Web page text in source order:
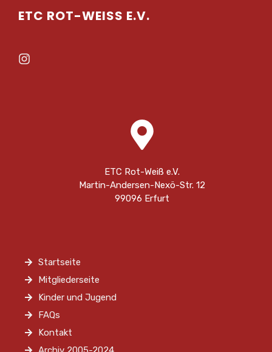
ETC ROT-WEISS E.V.
ETC Rot-Weiß e.V.
Martin-Andersen-Nexö-Str. 12
99096 Erfurt
Startseite
Mitgliederseite
Kinder und Jugend
FAQs
Kontakt